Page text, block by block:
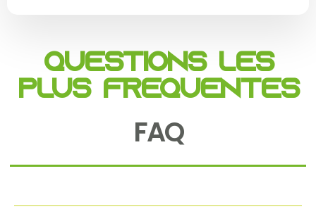
Questions les
plus fréquentes
FAQ